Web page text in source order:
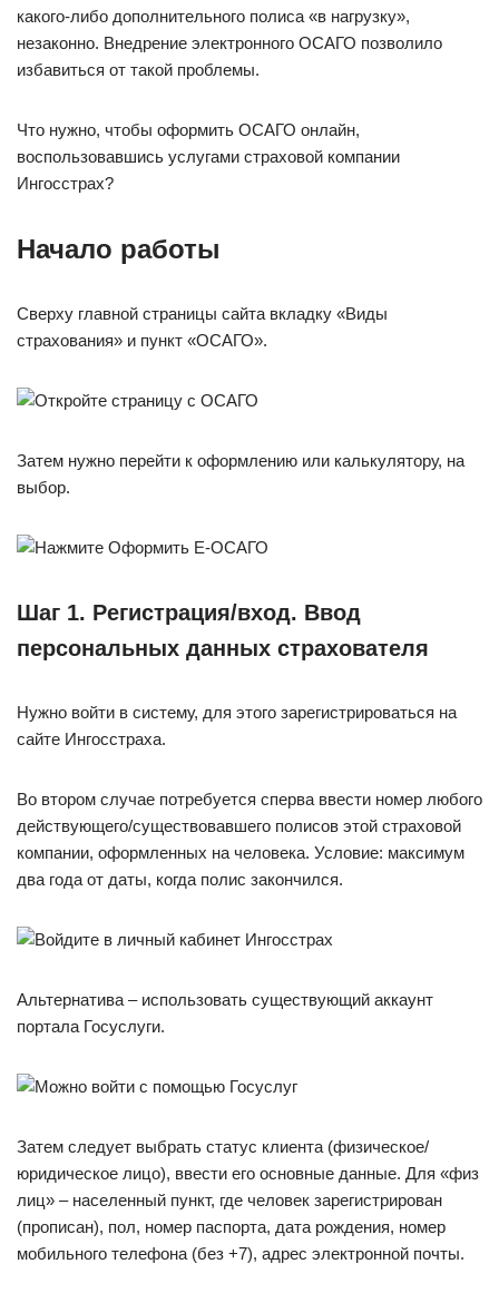
какого-либо дополнительного полиса «в нагрузку»,
незаконно. Внедрение электронного ОСАГО позволило
избавиться от такой проблемы.
Что нужно, чтобы оформить ОСАГО онлайн,
воспользовавшись услугами страховой компании
Ингосстрах?
Начало работы
Сверху главной страницы сайта вкладку «Виды
страхования» и пункт «ОСАГО».
Затем нужно перейти к оформлению или калькулятору, на
выбор.
Шаг 1. Регистрация/вход. Ввод
персональных данных страхователя
Нужно войти в систему, для этого зарегистрироваться на
сайте Ингосстраха.
Во втором случае потребуется сперва ввести номер любого
действующего/существовавшего полисов этой страховой
компании, оформленных на человека. Условие: максимум
два года от даты, когда полис закончился.
Альтернатива – использовать существующий аккаунт
портала Госуслуги.
Затем следует выбрать статус клиента (физическое/
юридическое лицо), ввести его основные данные. Для «физ
лиц» – населенный пункт, где человек зарегистрирован
(прописан), пол, номер паспорта, дата рождения, номер
мобильного телефона (без +7), адрес электронной почты.